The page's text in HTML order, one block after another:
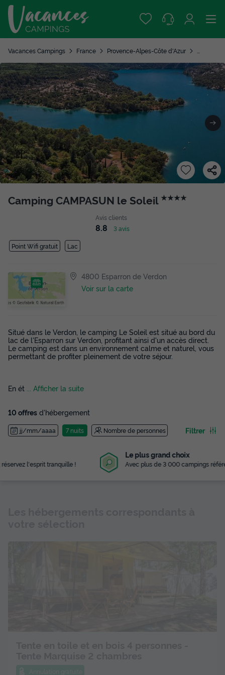
Vacances Campings France Provence-Alpes-Côte d'Azur
Camping CAMPASUN le Soleil ★★★★
Avis clients
8.8 3 avis
Point Wifi gratuit Lac
4800 Esparron de Verdon
Voir sur la carte
Situé dans le Verdon, le camping Le Soleil est situé au bord du
lac de l'Esparron sur Verdon, profitant ainsi d'un accès direct.
Le camping est dans un environnement calme et naturel, vous
permettant de profiter pleinement de votre séjour.
En ét ... Afficher la suite
10 offres d'hébergement
jj/mm/aaaa 7 nuits Nombre de personnes Filtrer
Avec plus de 3 000 campings référencés